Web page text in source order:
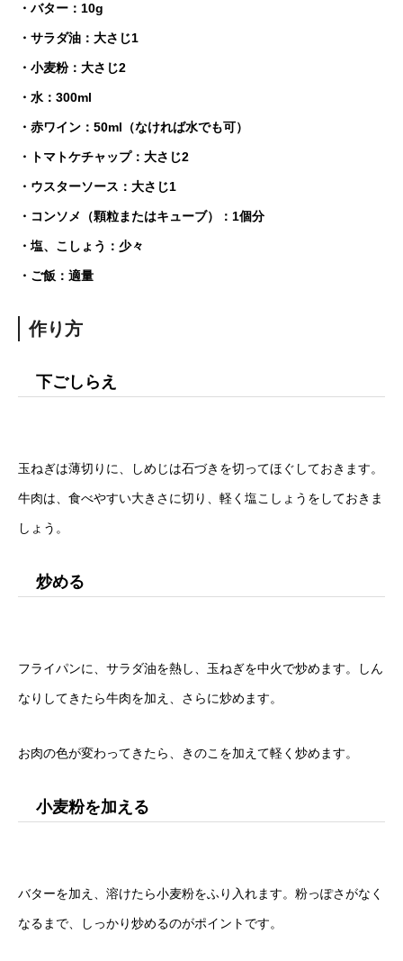
・バター：10g
・サラダ油：大さじ1
・小麦粉：大さじ2
・水：300ml
・赤ワイン：50ml（なければ水でも可）
・トマトケチャップ：大さじ2
・ウスターソース：大さじ1
・コンソメ（顆粒またはキューブ）：1個分
・塩、こしょう：少々
・ご飯：適量
作り方
下ごしらえ
玉ねぎは薄切りに、しめじは石づきを切ってほぐしておきます。
牛肉は、食べやすい大きさに切り、軽く塩こしょうをしておきま
しょう。
炒める
フライパンに、サラダ油を熱し、玉ねぎを中火で炒めます。しん
なりしてきたら牛肉を加え、さらに炒めます。
お肉の色が変わってきたら、きのこを加えて軽く炒めます。
小麦粉を加える
バターを加え、溶けたら小麦粉をふり入れます。粉っぽさがなく
なるまで、しっかり炒めるのがポイントです。